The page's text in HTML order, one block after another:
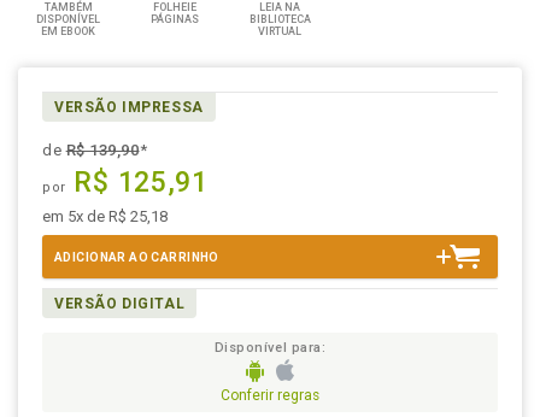
TAMBÉM
DISPONÍVEL
EM EBOOK
FOLHEIE
PÁGINAS
LEIA NA
BIBLIOTECA
VIRTUAL
VERSÃO IMPRESSA
deR$ 139,90*
por R$ 125,91
em 5x de R$ 25,18
ADICIONAR AO CARRINHO
VERSÃO DIGITAL
Disponível para:
Conferir regras